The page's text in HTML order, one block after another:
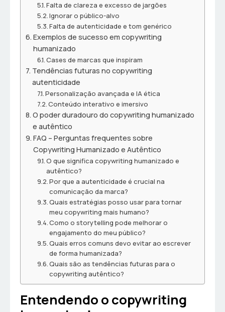
Falta de clareza e excesso de jargões
Ignorar o público-alvo
Falta de autenticidade e tom genérico
Exemplos de sucesso em copywriting
humanizado
Cases de marcas que inspiram
Tendências futuras no copywriting
autenticidade
Personalização avançada e IA ética
Conteúdo interativo e imersivo
O poder duradouro do copywriting humanizado
e autêntico
FAQ – Perguntas frequentes sobre
Copywriting Humanizado e Autêntico
O que significa copywriting humanizado e
autêntico?
Por que a autenticidade é crucial na
comunicação da marca?
Quais estratégias posso usar para tornar
meu copywriting mais humano?
Como o storytelling pode melhorar o
engajamento do meu público?
Quais erros comuns devo evitar ao escrever
de forma humanizada?
Quais são as tendências futuras para o
copywriting autêntico?
Entendendo o copywriting